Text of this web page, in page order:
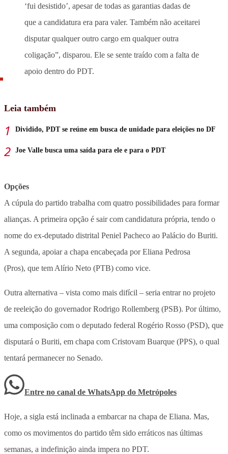
‘fui desistido’, apesar de todas as garantias dadas de
que a candidatura era para valer. Também não aceitarei
disputar qualquer outro cargo em qualquer outra
coligação”, disparou. Ele se sente traído com a falta de
apoio dentro do PDT.
Leia também
Dividido, PDT se reúne em busca de unidade para eleições no DF
Joe Valle busca uma saída para ele e para o PDT
Opções
A cúpula do partido trabalha com quatro possibilidades para formar
alianças. A primeira opção é sair com candidatura própria, tendo o
nome do ex-deputado distrital Peniel Pacheco ao Palácio do Buriti.
A segunda, apoiar a chapa encabeçada por Eliana Pedrosa
(Pros), que tem Alírio Neto (PTB) como vice.
Outra alternativa – vista como mais difícil – seria entrar no projeto
de reeleição do governador Rodrigo Rollemberg (PSB). Por último,
uma composição com o deputado federal Rogério Rosso (PSD), que
disputará o Buriti, em chapa com Cristovam Buarque (PPS), o qual
tentará permanecer no Senado.
Entre no canal de WhatsApp do Metrópoles
Hoje, a sigla está inclinada a embarcar na chapa de Eliana. Mas,
como os movimentos do partido têm sido erráticos nas últimas
semanas, a indefinição ainda impera no PDT.